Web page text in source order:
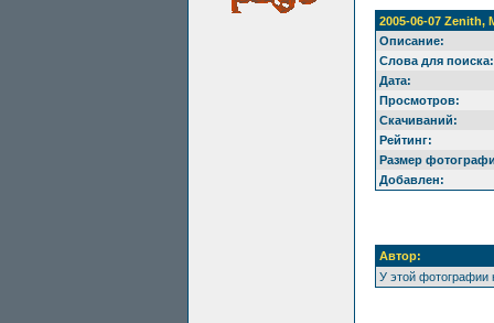
2005-06-07 Zenith,
Описание:
Слова для поиска:
Дата:
Просмотров:
Скачиваний:
Рейтинг:
Размер
Добавлен:
Автор:
У этой фотографии